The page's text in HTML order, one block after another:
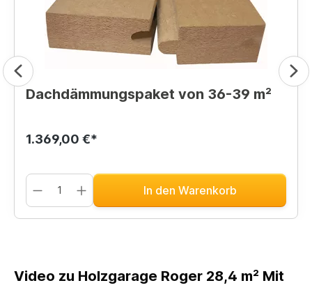
Dachdämmungspaket von 36-39 m²
1.369,00 €*
In den Warenkorb
Video zu Holzgarage Roger 28,4 m² Mit